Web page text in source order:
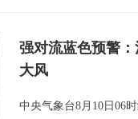
强对流蓝色预警
大风
中央气象台8月10日06